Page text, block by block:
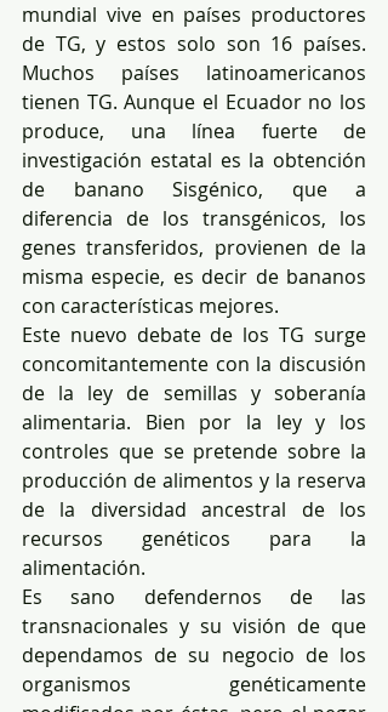
mundial vive en países productores
de TG, y estos solo son 16 países.
Muchos países latinoamericanos
tienen TG. Aunque el Ecuador no los
produce, una línea fuerte de
investigación estatal es la obtención
de banano Sisgénico, que a
diferencia de los transgénicos, los
genes transferidos, provienen de la
misma especie, es decir de bananos
con características mejores.
Este nuevo debate de los TG surge
concomitantemente con la discusión
de la ley de semillas y soberanía
alimentaria. Bien por la ley y los
controles que se pretende sobre la
producción de alimentos y la reserva
de la diversidad ancestral de los
recursos genéticos para la
alimentación.
Es sano defendernos de las
transnacionales y su visión de que
dependamos de su negocio de los
organismos genéticamente